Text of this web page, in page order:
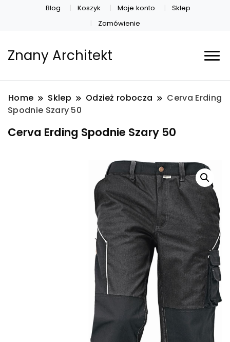
Blog Koszyk Moje konto
Sklep
Zamówienie
Znany Architekt
Home Sklep Odzież robocza
Cerva Erding
Spodnie Szary 50
Cerva Erding Spodnie Szary 50